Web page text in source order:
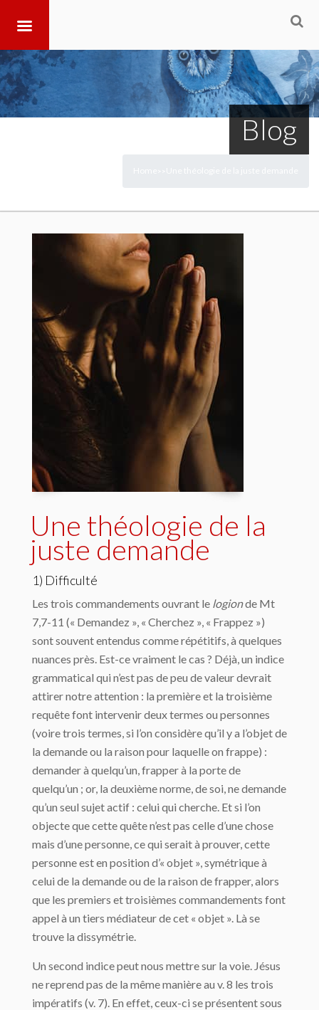
Blog
Une théologie de la
juste demande
1) Difficulté
Les trois commandements ouvrant le logionde Mt
7,7-11 (« Demandez », « Cherchez », « Frappez »)
sont souvent entendus comme répétitifs, à quelques
nuances près. Est-ce vraiment le cas ? Déjà, un indice
grammatical qui n’est pas de peu de valeur devrait
attirer notre attention : la première et la troisième
requête font intervenir deux termes ou personnes
(voire trois termes, si l’on considère qu’il y a l’objet de
la demande ou la raison pour laquelle on frappe) :
demander à quelqu’un, frapper à la porte de
quelqu’un ; or, la deuxième norme, de soi, ne demande
qu’un seul sujet actif : celui qui cherche. Et si l’on
objecte que cette quête n’est pas celle d’une chose
mais d’une personne, ce qui serait à prouver, cette
personne est en position d’« objet », symétrique à
celui de la demande ou de la raison de frapper, alors
que les premiers et troisièmes commandements font
appel à un tiers médiateur de cet « objet ». Là se
trouve la dissymétrie.
Un second indice peut nous mettre sur la voie. Jésus
ne reprend pas de la même manière au v. 8 les trois
impératifs (v. 7). En effet, ceux-ci se présentent sous